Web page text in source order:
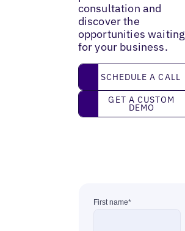
consultation and
discover the
opportunities waiting
for your business.
Schedule a call
SCHEDULE A CALL
Get a custom demo
GET A CUSTOM
DEMO